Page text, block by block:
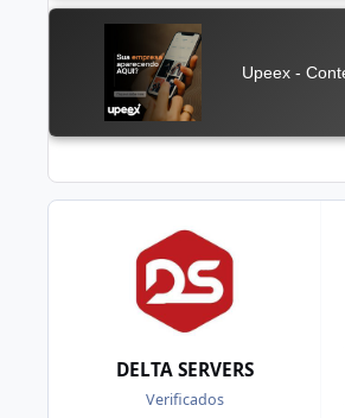
DELTA SERVERS
Verificados